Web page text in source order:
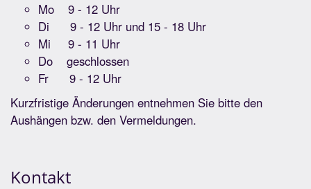
Mo 9 - 12 Uhr
Di 9 - 12 Uhr und 15 - 18 Uhr
Mi 9 - 11 Uhr
Do geschlossen
Fr 9 - 12 Uhr
Kurzfristige Änderungen entnehmen Sie bitte den
Aushängen bzw. den Vermeldungen.
Kontakt